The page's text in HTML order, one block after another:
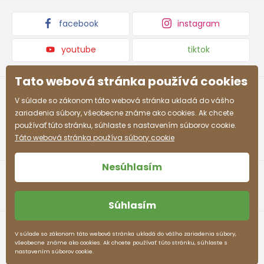
rokov
60 - 62
9-10
rokov
134 - 140 69 - 72 62 - 63 74 - 77
10-11
rokov
140 - 146 72 - 75 63 - 64 77 -80
12-13
rokov
152 - 158 78 - 82 65 - 66
Približná tabuľka veľkostí pre chlapca
Veľkosť (cm) Výška (cm) Prsia (cm) Pás (cm)
3-4 rokov 98 - 104 55 - 57 53 - 54
facebook instagram
youtube tiktok
pidilidi.sk © 2026. WebdesignLitvanyi.sk.
Tato webová stránka používá cookies
V súlade so zákonom táto webová stránka ukladá do vášho
zariadenia súbory, všeobecne známe ako cookies. Ak chcete
používať túto stránku, súhlaste s nastavením súborov cookie.
Táto webová stránka používa súbory cookie
Nesúhlasím
Súhlasím
V súlade so zákonom táto webová stránka ukladá do vášho zariadenia súbory,
všeobecne známe ako cookies. Ak chcete používať túto stránku, súhlaste s
nastavením súborov cookie.